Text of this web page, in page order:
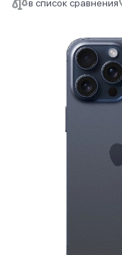
в список сравнения